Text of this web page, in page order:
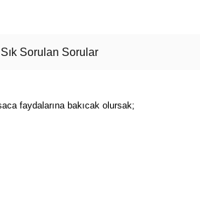
Sık Sorulan Sorular
faydalarına bakıcak olursak;